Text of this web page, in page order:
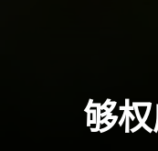
够